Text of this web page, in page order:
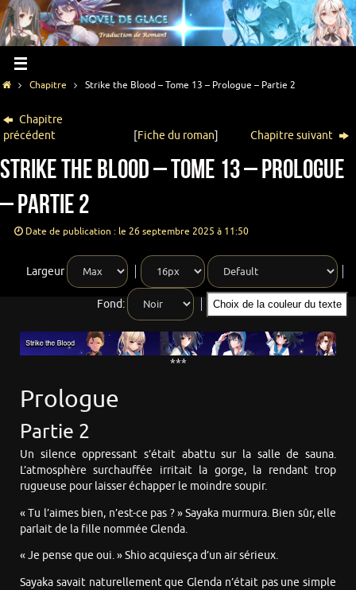
Chapitre Strike the Blood – Tome 13 – Prologue – Partie 2
Chapitre
précédent
[Fiche du roman] Chapitre suivant
Strike the Blood – Tome 13 – Prologue
– Partie 2
Date de publication : le 26 septembre 2025 à 11:50
Largeur
Fond: Choix de la couleur du texte
***
Prologue
Partie 2
Un silence oppressant s’était abattu sur la salle de sauna.
L’atmosphère surchauffée irritait la gorge, la rendant trop
rugueuse pour laisser échapper le moindre soupir.
« Tu l’aimes bien, n’est-ce pas ? » Sayaka murmura. Bien sûr, elle
parlait de la fille nommée Glenda.
« Je pense que oui. » Shio acquiesça d’un air sérieux.
Sayaka savait naturellement que Glenda n’était pas une simple